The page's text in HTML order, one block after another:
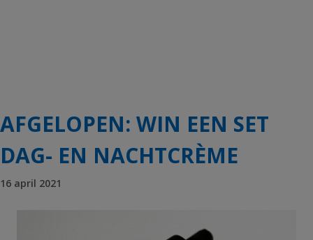
AFGELOPEN: WIN EEN SET
DAG- EN NACHTCRÈME
16 april 2021